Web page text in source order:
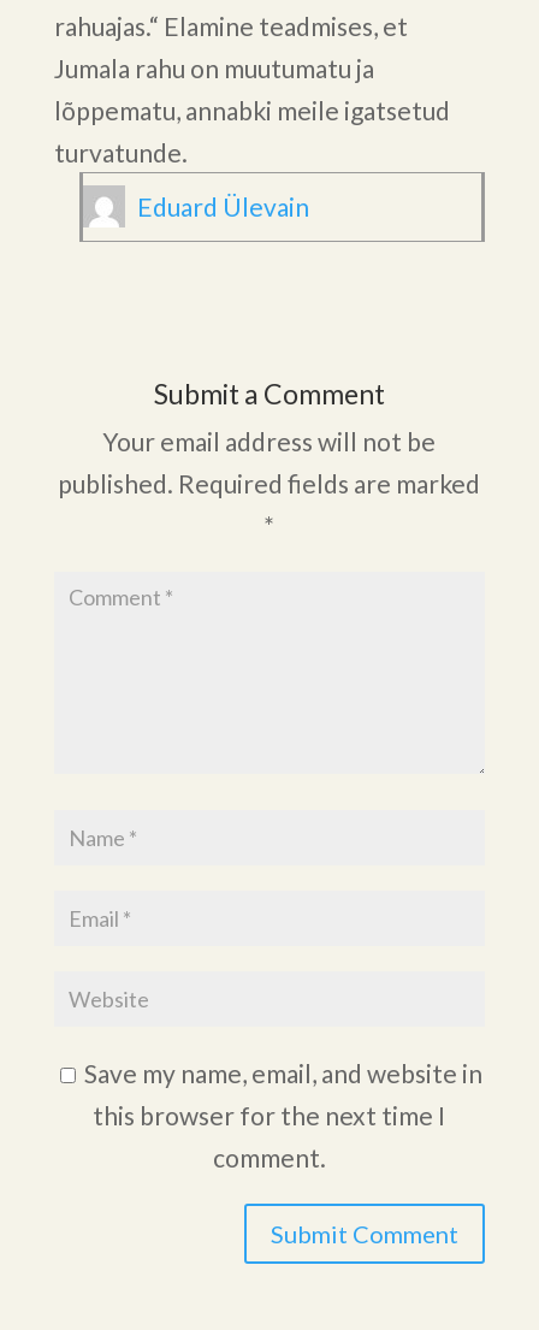
rahuajas.“ Elamine teadmises, et
Jumala rahu on muutumatu ja
lõppematu, annabki meile igatsetud
turvatunde.
Eduard Ülevain
Submit a Comment
Your email address will not be
published. Required fields are marked
*
Save my name, email, and website in
this browser for the next time I
comment.